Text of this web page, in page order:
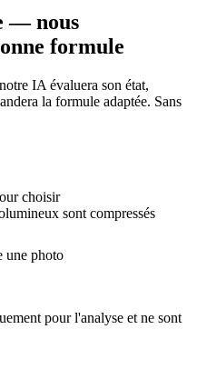
— nous
formule
IA évaluera son état,
la formule adaptée. Sans
choisir
sont compressés
une photo
pour l'analyse et ne sont